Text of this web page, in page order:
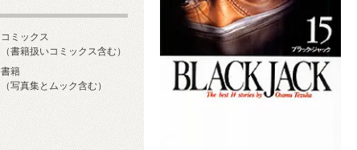
コミックス
（書籍扱いコミックス含む）
書籍
（写真集とムック含む）